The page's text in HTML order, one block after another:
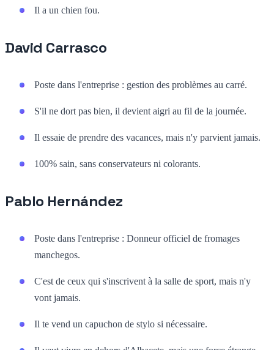
Il a un chien fou.
David Carrasco
Poste dans l'entreprise : gestion des problèmes au carré.
S'il ne dort pas bien, il devient aigri au fil de la journée.
Il essaie de prendre des vacances, mais n'y parvient jamais.
100% sain, sans conservateurs ni colorants.
Pablo Hernández
Poste dans l'entreprise : Donneur officiel de fromages
manchegos.
C'est de ceux qui s'inscrivent à la salle de sport, mais n'y
vont jamais.
Il te vend un capuchon de stylo si nécessaire.